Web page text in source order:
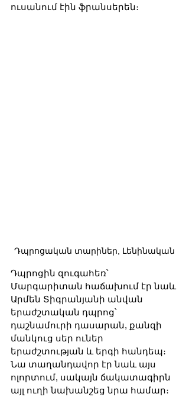
ուսանում էին ֆրանսերեն։
Դպրոցական տարիներ, Լենինական
Դպրոցին զուգահեռ՝
Մարգարիտան հաճախում էր նաև
Արմեն Տիգրանյանի անվան
երաժշտական դպրոց՝
դաշնամուրի դասարան, քանզի
մանկուց սեր ուներ
երաժշտության և երգի հանդեպ։
Նա տաղանդավոր էր նաև այս
ոլորտում, սակայն ճակատագիրն
այլ ուղի նախանշեց նրա համար։